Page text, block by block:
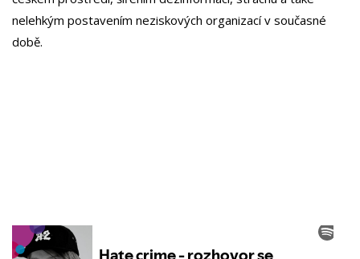
nelehkým postavením neziskových organizací v současné
době.